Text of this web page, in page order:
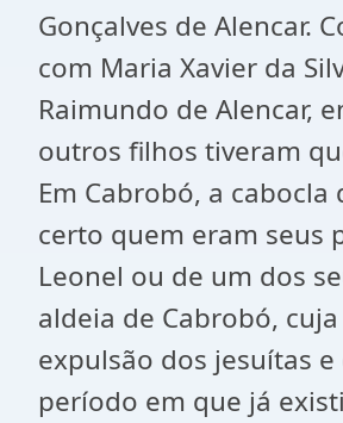
Gonçalves de Alencar.
com Maria Xavier da
Raimundo de Alencar,
outros filhos tiveram
Em Cabrobó, a
certo quem eram seus
Leonel ou de um dos
aldeia de Cabrobó,
expulsão dos jesuítas
período em que já